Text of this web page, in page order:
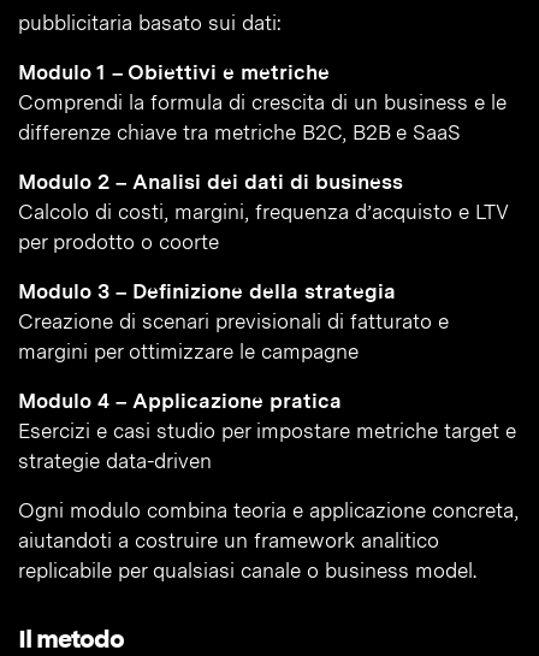
pubblicitaria basato sui dati:
Modulo 1 – Obiettivi e metriche
Comprendi la formula di crescita di un business e le
differenze chiave tra metriche B2C, B2B e SaaS
Modulo 2 – Analisi dei dati di business
Calcolo di costi, margini, frequenza d’acquisto e LTV
per prodotto o coorte
Modulo 3 – Definizione della strategia
Creazione di scenari previsionali di fatturato e
margini per ottimizzare le campagne
Modulo 4 – Applicazione pratica
Esercizi e casi studio per impostare metriche target e
strategie data-driven
Ogni modulo combina teoria e applicazione concreta,
aiutandoti a costruire un framework analitico
replicabile per qualsiasi canale o business model.
Il metodo